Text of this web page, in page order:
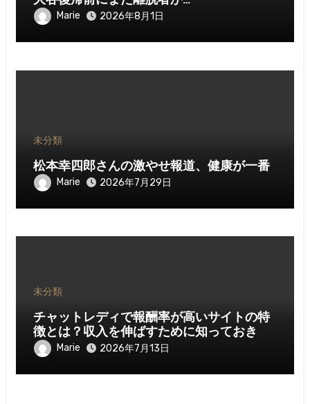
Marie 2026年8月1日
未分類
松本幸四郎さんの激やせ報道、健康が一番
Marie 2026年7月29日
未分類
チャットレディで報酬率が高いサイトの特
徴とは？収入を伸ばすために知っておきた
いポイント
Marie 2026年7月13日